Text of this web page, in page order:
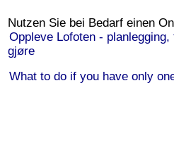
Nutzen Sie bei Bedarf einen
Oppleve Lofoten -
gjøre
What to do if you have only